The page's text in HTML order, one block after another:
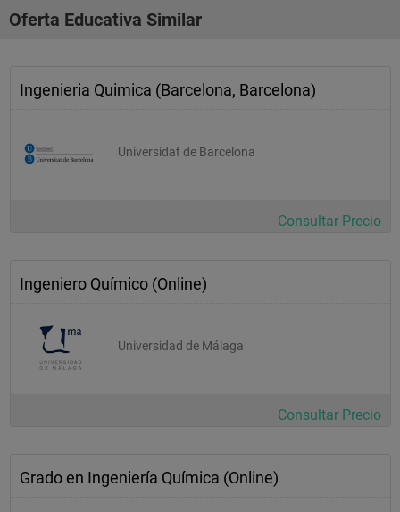
Oferta Educativa Similar
Ingenieria Quimica (Barcelona, Barcelona)
Universidat de Barcelona
Consultar Precio
Ingeniero Químico (Online)
Universidad de Málaga
Consultar Precio
Grado en Ingeniería Química (Online)